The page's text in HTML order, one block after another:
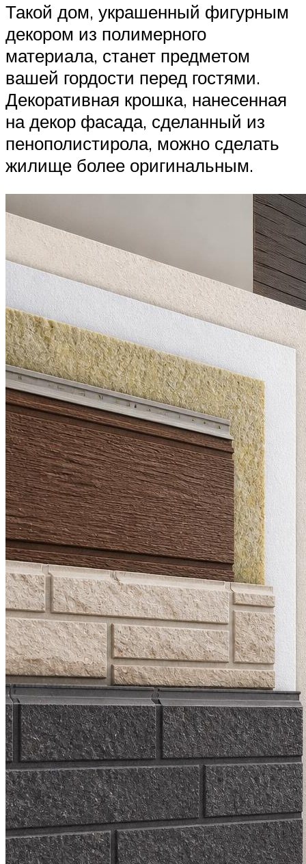
Такой дом, украшенный фигурным
декором из полимерного
материала, станет предметом
вашей гордости перед гостями.
Декоративная крошка, нанесенная
на декор фасада, сделанный из
пенополистирола, можно сделать
жилище более оригинальным.